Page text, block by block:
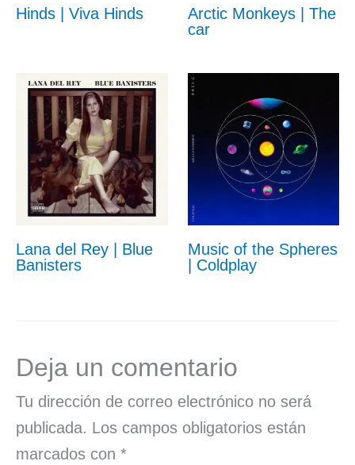
Hinds | Viva Hinds
Arctic Monkeys | The
car
Lana del Rey | Blue
Banisters
Music of the Spheres
| Coldplay
Deja un comentario
Tu dirección de correo electrónico no será
publicada. Los campos obligatorios están
marcados con *